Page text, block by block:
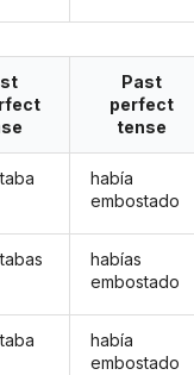
Past
perfect
tense
había
embostado
habías
embostado
había
embostado